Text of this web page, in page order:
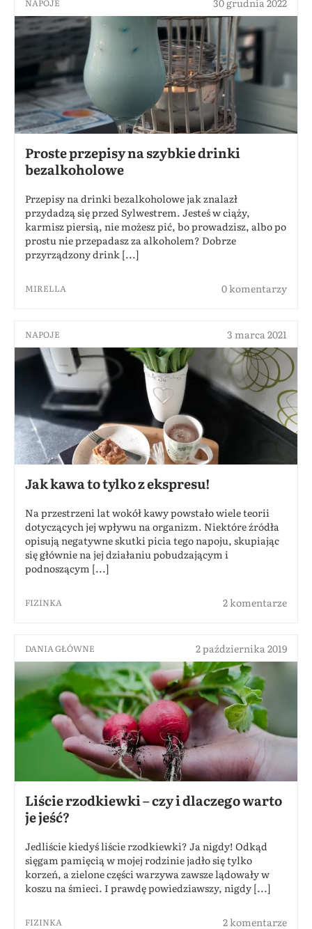
NAPOJE 30 grudnia 2022
Proste przepisy na szybkie drinki
bezalkoholowe
Przepisy na drinki bezalkoholowe jak znalazł
przydadzą się przed Sylwestrem. Jesteś w ciąży,
karmisz piersią, nie możesz pić, bo prowadzisz, albo po
prostu nie przepadasz za alkoholem? Dobrze
przyrządzony drink [...]
MIRELLA 0 komentarzy
NAPOJE 3 marca 2021
Jak kawa to tylko z ekspresu!
Na przestrzeni lat wokół kawy powstało wiele teorii
dotyczących jej wpływu na organizm. Niektóre źródła
opisują negatywne skutki picia tego napoju, skupiając
się głównie na jej działaniu pobudzającym i
podnoszącym [...]
FIZINKA 2 komentarze
DANIA GŁÓWNE 2 października 2019
Liście rzodkiewki – czy i dlaczego warto
je jeść?
Jedliście kiedyś liście rzodkiewki? Ja nigdy! Odkąd
sięgam pamięcią w mojej rodzinie jadło się tylko
korzeń, a zielone części warzywa zawsze lądowały w
koszu na śmieci. I prawdę powiedziawszy, nigdy [...]
FIZINKA 2 komentarze